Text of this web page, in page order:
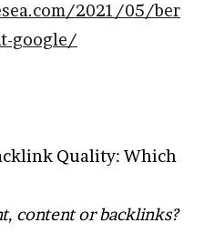
2021/05/ber
google/
Quality: Which
content or backlinks?